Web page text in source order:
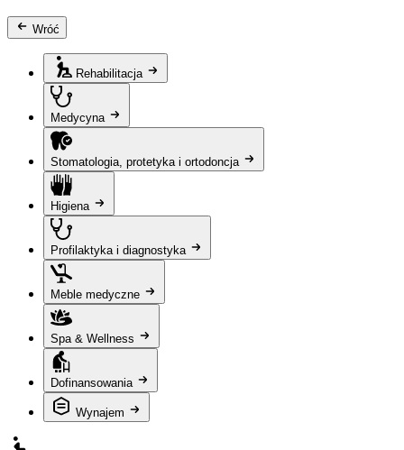
Wróć
Rehabilitacja
Medycyna
Stomatologia, protetyka i ortodoncja
Higiena
Profilaktyka i diagnostyka
Meble medyczne
Spa & Wellness
Dofinansowania
Wynajem